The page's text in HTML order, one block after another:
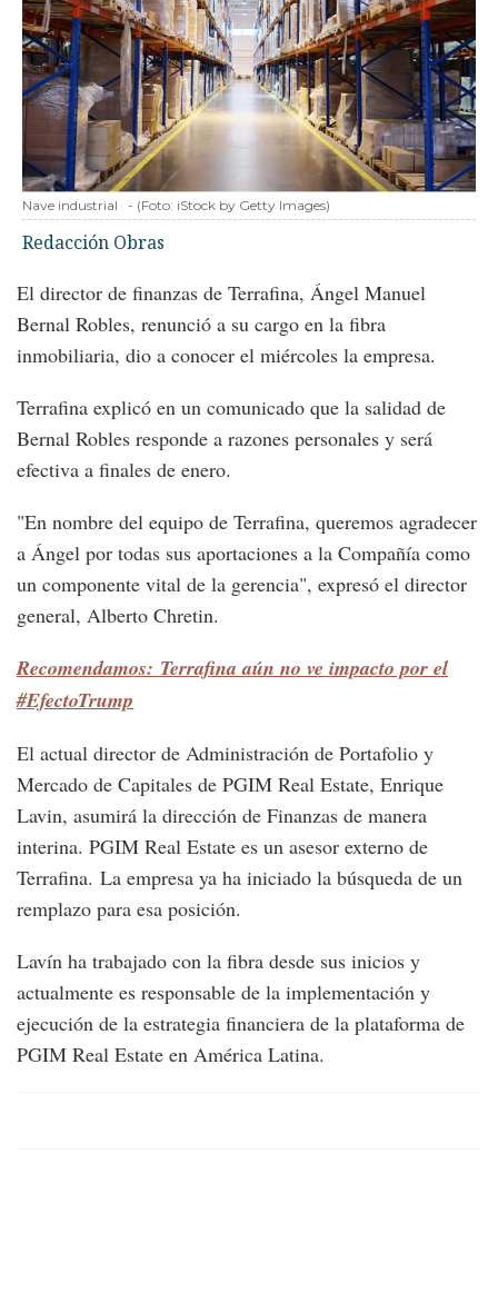
Nave industrial - (Foto: iStock by Getty Images)
Redacción Obras
El director de finanzas de Terrafina, Ángel Manuel
Bernal Robles, renunció a su cargo en la fibra
inmobiliaria, dio a conocer el miércoles la empresa.
Terrafina explicó en un comunicado que la salidad de
Bernal Robles responde a razones personales y será
efectiva a finales de enero.
"En nombre del equipo de Terrafina, queremos agradecer
a Ángel por todas sus aportaciones a la Compañía como
un componente vital de la gerencia", expresó el director
general, Alberto Chretin.
Recomendamos: Terrafina aún no ve impacto por el
#EfectoTrump
El actual director de Administración de Portafolio y
Mercado de Capitales de PGIM Real Estate, Enrique
Lavin, asumirá la dirección de Finanzas de manera
interina. PGIM Real Estate es un asesor externo de
Terrafina. La empresa ya ha iniciado la búsqueda de un
remplazo para esa posición.
Lavín ha trabajado con la fibra desde sus inicios y
actualmente es responsable de la implementación y
ejecución de la estrategia financiera de la plataforma de
PGIM Real Estate en América Latina.